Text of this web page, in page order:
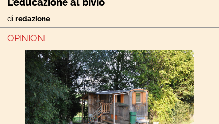
L’educazione al bivio
di redazione
OPINIONI